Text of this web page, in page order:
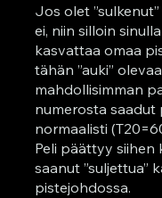
Jos olet
ei, niin silloin
kasvattaa omaa
tähän ”auki”
mahdollisimman
numerosta saadut
normaalisti
Peli päättyy siihen
saanut ”suljettua”
pistejohdossa.